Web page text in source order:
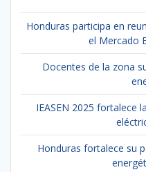
Honduras participa en
el Mercado
Docentes de la zona
IEASEN 2025 fortalece
Honduras fortalece su